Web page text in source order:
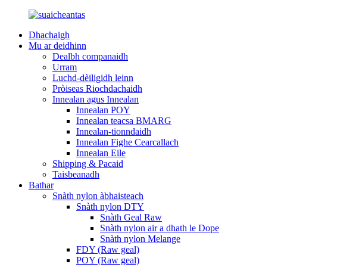
Dhachaigh
Mu ar deidhinn
Dealbh companaidh
Urram
Luchd-dèiligidh leinn
Pròiseas Riochdachaidh
Innealan agus Innealan
Innealan POY
Innealan teacsa BMARG
Innealan-tionndaidh
Innealan Fighe Cearcallach
Innealan Eile
Shipping & Pacaid
Taisbeanadh
Bathar
Snàth nylon àbhaisteach
Snàth nylon DTY
Snàth Geal Raw
Snàth nylon air a dhath le Dope
Snàth nylon Melange
FDY (Raw geal)
POY (Raw geal)